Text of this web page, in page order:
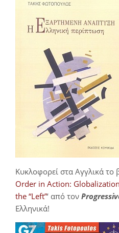
Κυκλοφορεί στα Αγγλικά το
Order in Action:
the “Left”‘ από τον
Ελληνικά!